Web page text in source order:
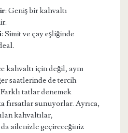
: Geniş bir kahvaltı
: Simit ve çay eşliğinde
kahvaltı için değil, aynı
saatlerinde de tercih
tatlar denemek
fırsatlar sunuyorlar. Ayrıca,
kahvaltılar,
ailenizle geçireceğiniz